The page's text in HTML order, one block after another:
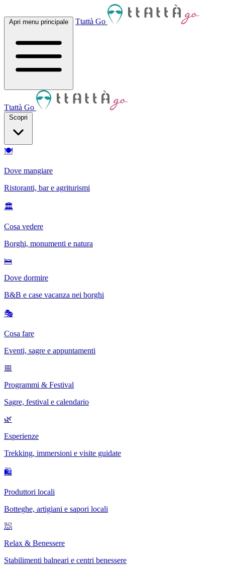
Apri menu principale Ttattà Go
Ttattà Go
Scopri
🍽
Dove mangiare
Ristoranti, bar e agriturismi
🏛
Cosa vedere
Borghi, monumenti e natura
🛌
Dove dormire
B&B e case vacanza nei borghi
🎭
Cosa fare
Eventi, sagre e appuntamenti
📅
Programmi & Festival
Sagre, festival e calendario
🌿
Esperienze
Trekking, immersioni e visite guidate
🛍
Produttori locali
Botteghe, artigiani e sapori locali
🧖
Relax & Benessere
Stabilimenti balneari e centri benessere